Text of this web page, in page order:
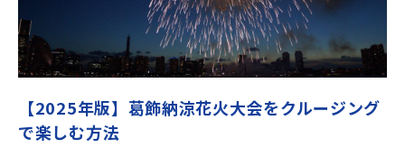
【2025年版】葛飾納涼花火大会をクルージング
で楽しむ方法